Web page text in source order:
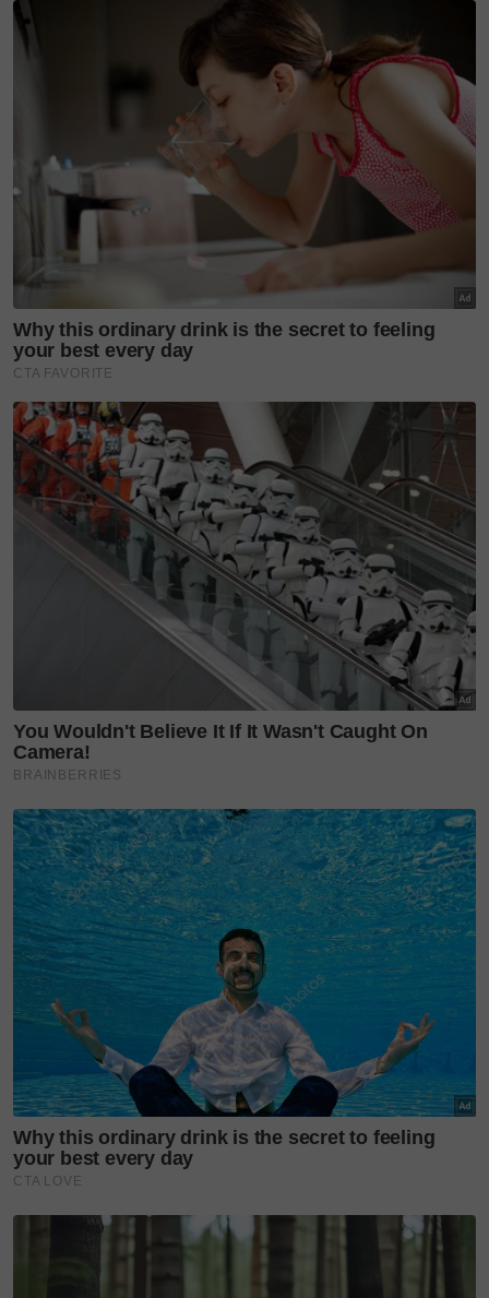
"Ini bermakna pembukaan
semula sekolah dengan
selamat.
"Dengan Panel Pentadbiran
Makanan dan Ubat-Ubatan
(FDA) Amerika Syarikat
mengesyorkan vaksin Pfizer
untuk 5 hingga 12 tahun,
Malaysia juga akan
meneruskan pemerolehan
Pfizer untuk kanak-kanak,"
katanya.
Bagaimanapun, perincian bilakah pemberian vaksin
tersebut akan mula diberikan kepada golongan
berkenaan belum lagi dimaklumkan.
Selasa lalu, panel FDA mengesyorkan vaksin Pfizer-
Biontech Covid-19 untuk kanak-kanak berusia lima
hingga 11 tahun dengan menyatakan manfaat
suntikan itu melebihi risikonya.
Terdahulu, negara kita telah
memulakan pemberian vaksin
kepada remaja berusia 12
hingga 17 tahun bermula 20
September lalu.
Baca jugaBayaran balik
PTPTN melalui Shopee siap
boleh guna Coins, ini caranya